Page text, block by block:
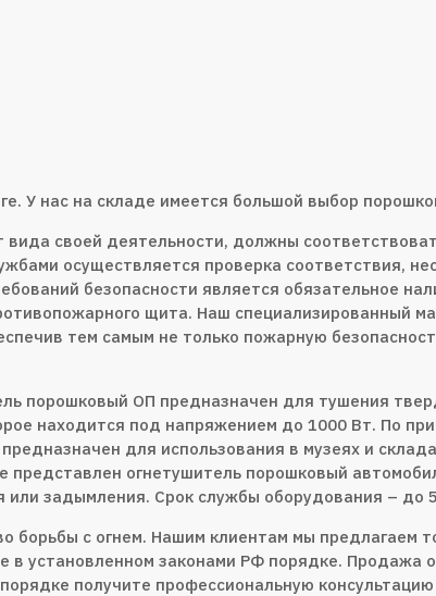
У нас на складе имеется большой выбор
своей деятельности, должны
осуществляется проверка соответствия,
безопасности является обязательное
щита. Наш специализированный
тем самым не только пожарную
порошковый ОП предназначен для тушения
находится под напряжением до 1000 Вт. По
для использования в музеях и
представлен огнетушитель порошковый
или задымления. Срок службы оборудования – до
борьбы с огнем. Нашим клиентам мы предлагаем
установленном законами РФ порядке. Продажа
получите профессиональную